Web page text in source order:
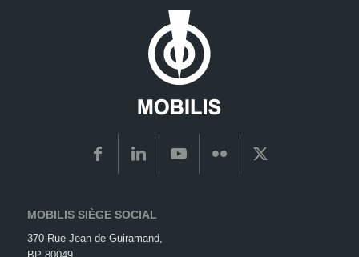
MOBILIS SIÈGE SOCIAL
370 Rue Jean de Guiramand,